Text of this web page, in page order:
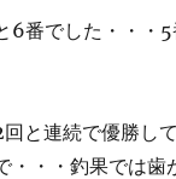
6番でした・・・
と連続で優勝し
・・・釣果では